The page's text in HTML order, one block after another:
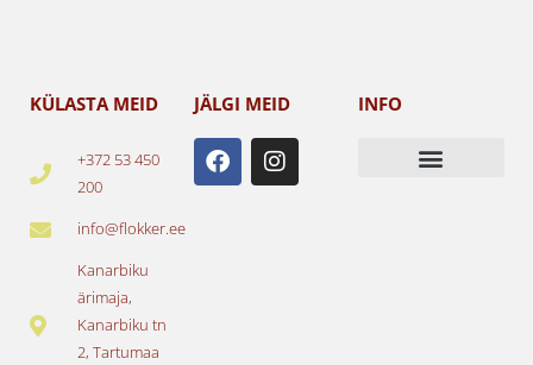
KÜLASTA MEID
+372 53 450
200
info@flokker.ee
Kanarbiku
ärimaja,
Kanarbiku tn
2, Tartumaa
JÄLGI MEID
F
a
c
I
n
s
INFO